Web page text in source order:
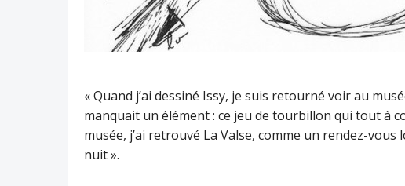
« Quand j’ai dessiné Issy, je suis retourné voir au
manquait un élément : ce jeu de tourbillon qui tout à
musée, j’ai retrouvé La Valse, comme un rendez-
nuit ».